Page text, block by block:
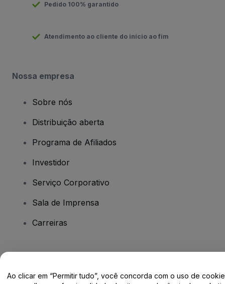
Pedido 100% garantido
Atendimento ao cliente do início ao fim
Nossa empresa
Sobre nós
Distribuição aberta
Programa de Afiliados
Investidor
Serviço Corporativo
Sala de Imprensa
Carreiras
Ao clicar em “Permitir tudo”, você concorda com o uso de